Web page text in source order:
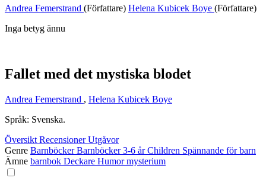
Andrea Femerstrand (Författare) Helena Kubicek Boye (Författare)
Inga betyg ännu
Fallet med det mystiska blodet
Andrea Femerstrand , Helena Kubicek Boye
Språk: Svenska.
Översikt RecensionerUtgåvor
Genre BarnböckerBarnböcker 3-6 årChildren Spännande för barn
Ämne barnbok Deckare Humormysterium